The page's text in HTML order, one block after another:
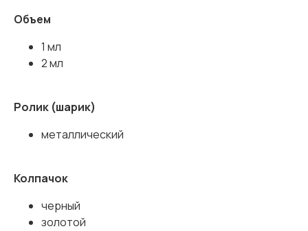
Объем
1 мл
2 мл
Ролик (шарик)
металлический
Колпачок
черный
золотой